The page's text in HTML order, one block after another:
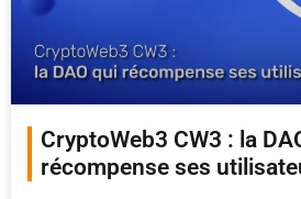
CryptoWeb3 CW3 : la
récompense ses